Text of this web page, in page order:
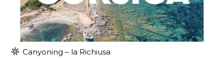
Canyoning – la Richiusa